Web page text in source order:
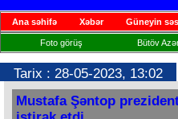
Ana səhifə Xəbər Güneyin
Foto görüş Bütöv
Tarix : 28-05-2023, 13:02
Mustafa Şəntop